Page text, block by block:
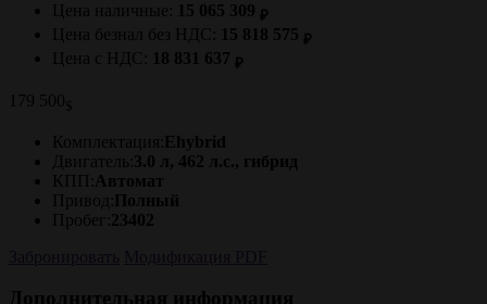
Цена наличные: 15 065 309 ₽
Цена безнал без НДС: 15 818 575 ₽
Цена с НДС: 18 831 637 ₽
179 500 $
Комплектация: Ehybrid
Двигатель:
3.0 л, 462 л.с., гибрид
КПП:
Автомат
Привод:
Полный
Пробег: 23402
Дополнительная информация